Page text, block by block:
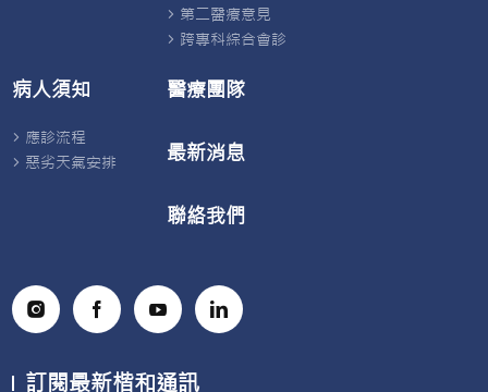
第二醫療意見
跨專科綜合會診
病人須知
應診流程
惡劣天氣安排
醫療團隊
最新消息
聯絡我們
訂閱最新楷和通訊